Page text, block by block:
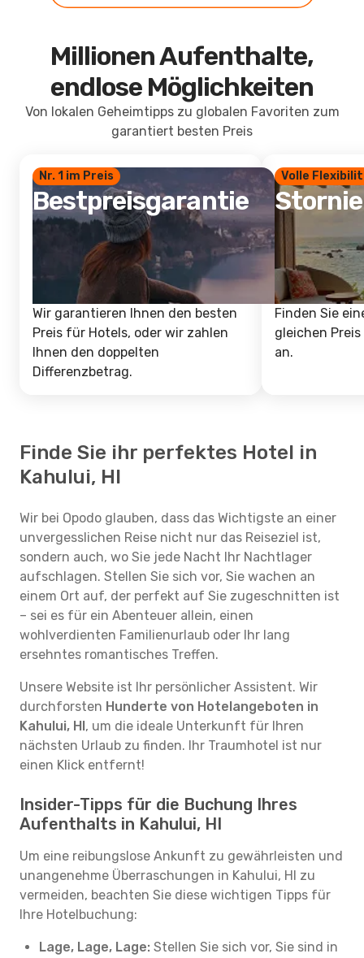
Millionen Aufenthalte,
endlose Möglichkeiten
Von lokalen Geheimtipps zu globalen Favoriten zum
garantiert besten Preis
Nr. 1 im Preis
Bestpreisgarantie
Wir garantieren Ihnen den besten
Preis für Hotels, oder wir zahlen
Ihnen den doppelten
Differenzbetrag.
Volle
Finden Sie
gleichen
an.
Finde Sie ihr perfektes Hotel in
Kahului, HI
Wir bei Opodo glauben, dass das Wichtigste an einer
unvergesslichen Reise nicht nur das Reiseziel ist,
sondern auch, wo Sie jede Nacht Ihr Nachtlager
aufschlagen. Stellen Sie sich vor, Sie wachen an
einem Ort auf, der perfekt auf Sie zugeschnitten ist
– sei es für ein Abenteuer allein, einen
wohlverdienten Familienurlaub oder Ihr lang
ersehntes romantisches Treffen.
Unsere Website ist Ihr persönlicher Assistent. Wir
durchforsten Hunderte von Hotelangeboten in
Kahului, HI, um die ideale Unterkunft für Ihren
nächsten Urlaub zu finden. Ihr Traumhotel ist nur
einen Klick entfernt!
Insider-Tipps für die Buchung Ihres
Aufenthalts in Kahului, HI
Um eine reibungslose Ankunft zu gewährleisten und
unangenehme Überraschungen in Kahului, HI zu
vermeiden, beachten Sie diese wichtigen Tipps für
Ihre Hotelbuchung:
Lage, Lage, Lage: Stellen Sie sich vor, Sie sind in